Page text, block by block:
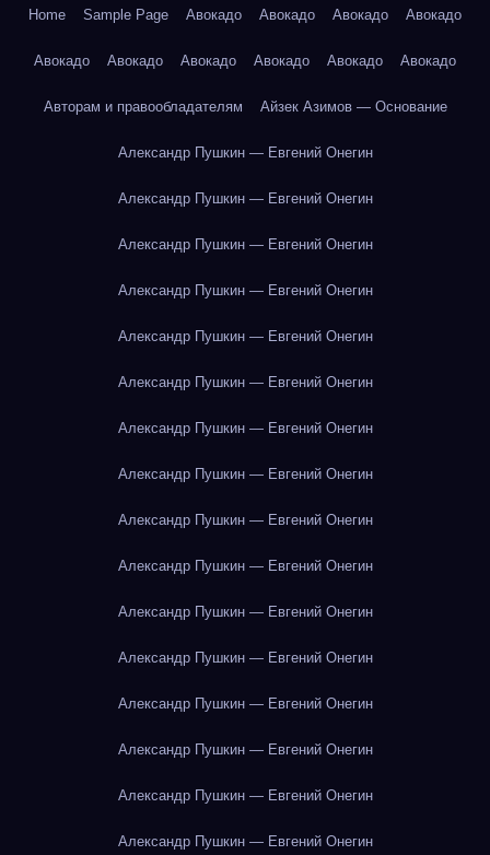
Home Sample Page Авокадо Авокадо Авокадо Авокадо
Авокадо Авокадо Авокадо Авокадо Авокадо Авокадо
Авторам и правообладателям Айзек Азимов — Основание
Александр Пушкин — Евгений Онегин
Александр Пушкин — Евгений Онегин
Александр Пушкин — Евгений Онегин
Александр Пушкин — Евгений Онегин
Александр Пушкин — Евгений Онегин
Александр Пушкин — Евгений Онегин
Александр Пушкин — Евгений Онегин
Александр Пушкин — Евгений Онегин
Александр Пушкин — Евгений Онегин
Александр Пушкин — Евгений Онегин
Александр Пушкин — Евгений Онегин
Александр Пушкин — Евгений Онегин
Александр Пушкин — Евгений Онегин
Александр Пушкин — Евгений Онегин
Александр Пушкин — Евгений Онегин
Александр Пушкин — Евгений Онегин